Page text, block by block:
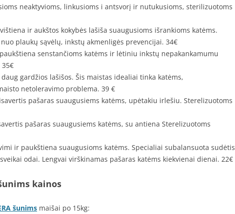
neaktyvioms, linkusioms i antsvorį ir nutukusioms, sterilizuotoms
ir aukštos kokybės lašiša suaugusioms išrankioms katėms.
plaukų sąvėlų, inkstų akmenligės prevencijai. 34€
senstančioms katėms ir lėtiniu inkstų nepakankamumu
daug gardžios lašišos. Šis maistas idealiai tinka katėms,
netoleravimo problema. 39 €
pašaras suaugusiems katėms, upėtakiu irlešiu. Sterelizuotoms
pašaras suaugusiems katėms, su antiena Sterelizuotoms
ir paukštiena suaugusioms katėms. Specialiai subalansuota sudėtis
odai. Lengvai virškinamas pašaras katėms kiekvienai dienai. 22€
kainos
šunims maišai po 15kg: